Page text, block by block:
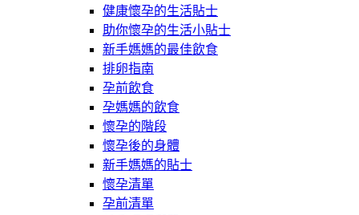
健康懷孕的生活貼士
助你懷孕的生活小貼士
新手媽媽的最佳飲食
排卵指南
孕前飲食
孕媽媽的飲食
懷孕的階段
懷孕後的身體
新手媽媽的貼士
懷孕清單
孕前清單